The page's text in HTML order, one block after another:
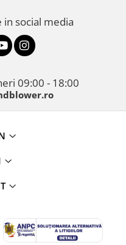
social media
09:00 - 18:00